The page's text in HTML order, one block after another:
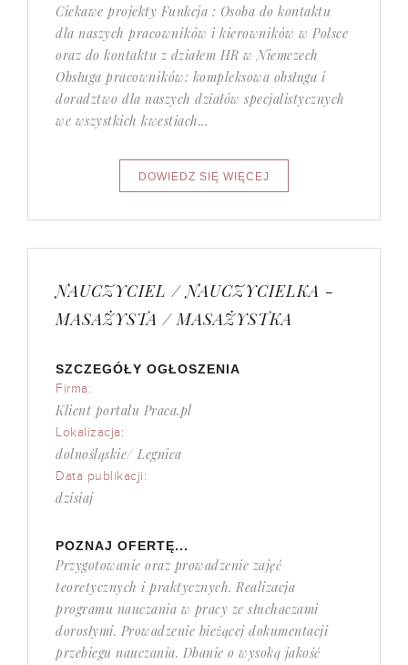
Ciekawe projekty Funkcja : Osoba do kontaktu
dla naszych pracowników i kierowników w Polsce
oraz do kontaktu z działem HR w Niemczech
Obsługa pracowników: kompleksowa obsługa i
doradztwo dla naszych działów specjalistycznych
we wszystkich kwestiach...
NAUCZYCIEL / NAUCZYCIELKA -
MASAŻYSTA / MASAŻYSTKA
SZCZEGÓŁY OGŁOSZENIA
Firma:
Klient portalu Praca.pl
Lokalizacja:
dolnośląskie/ Legnica
Data publikacji:
dzisiaj
POZNAJ OFERTĘ...
Przygotowanie oraz prowadzenie zajęć
teoretycznych i praktycznych. Realizacja
programu nauczania w pracy ze słuchaczami
dorosłymi. Prowadzenie bieżącej dokumentacji
przebiegu nauczania. Dbanie o wysoką jakość